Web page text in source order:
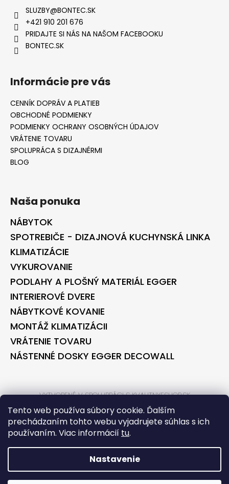
Tento web používa súbory cookie. Ďalším
prechádzaním tohto webu vyjadrujete súhlas s ich
používaním. Viac informácií tu.
Nastavenie
SLUZBY@BONTEC.SK
+421 910 201 676
PRIDAJTE SI NÁS NA NAŠOM FACEBOOKU
BONTEC.SK
Informácie pre vás
CENNÍK DOPRÁV A PLATIEB
OBCHODNÉ PODMIENKY
PODMIENKY OCHRANY OSOBNÝCH ÚDAJOV
VRÁTENIE TOVARU
SPOLUPRÁCA S DIZAJNÉRMI
BLOG
Naša ponuka
NÁBYTOK
SPOTREBIČE - DIZAJNOVÁ KUCHYNSKÁ LINKA
KLIMATIZÁCIE
VYKUROVANIE
PODLAHY A PLOŠNÝ MATERIÁL EGGER
INTERIEROVÉ DVERE
NÁBYTKOVÉ KOVANIE
MONTÁŽ KLIMATIZÁCII
VRÁTENIE TOVARU
NÁSTENNÉ DOSKY EGGER DECOWALL
VYTVORENÉ V SPOLUPRÁCI S KVALITNYESHOP.SK
VYTVORENÉ V SPOLUPRÁCI S BONTEC.SK
VYTVORIL SHOPTET
BONTECSHOP. VŠETKY PRÁVA VYHRADENÉ.